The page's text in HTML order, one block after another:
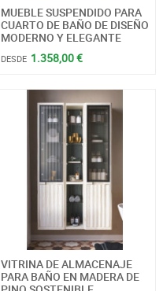
MUEBLE SUSPENDIDO PARA
CUARTO DE BAÑO DE DISEÑO
MODERNO Y ELEGANTE
DESDE 1.358,00 €
VITRINA DE ALMACENAJE
PARA BAÑO EN MADERA DE